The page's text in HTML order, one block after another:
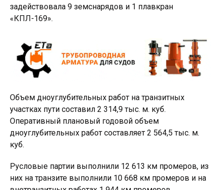
задействовала 9 земснарядов и 1 плавкран
«КПЛ-169».
Объем дноуглубительных работ на транзитных
участках пути составил 2 314,9 тыс. м. куб.
Оперативный плановый годовой объем
дноуглубительных работ составляет 2 564,5 тыс. м.
куб.
Русловые партии выполнили 12 613 км промеров, из
них на транзите выполнили 10 668 км промеров и на